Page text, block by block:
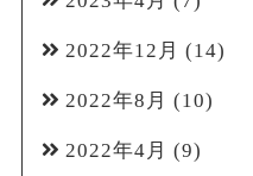
2022年12月 (14)
2022年8月 (10)
2022年4月 (9)